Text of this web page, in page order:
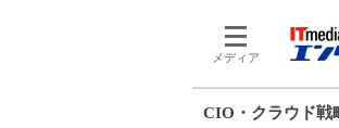
メディア
CIO・クラウド戦